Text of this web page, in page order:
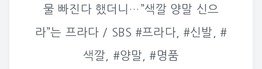
물 빠진다 했더니…”색깔 양말 신으
라”는 프라다 / SBS #프라다, #신발, #
색깔, #양말, #명품